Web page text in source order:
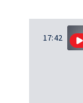
17:42